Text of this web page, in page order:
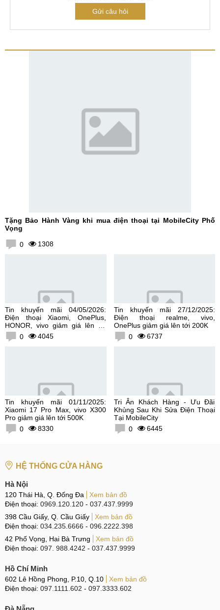
Gửi câu hỏi
Tặng Bảo Hành Vàng khi mua điện thoại tại MobileCity Phố
Vọng
0 1308
Tin khuyến mãi 04/05/2026:
Điện thoại Xiaomi, OnePlus,
HONOR, vivo giảm giá lên tới
300K0 4045
Tin khuyến mãi 27/12/2025:
Điện thoại realme, vivo,
OnePlus giảm giá lên tới 200K
0
6737
Tin khuyến mãi 01/11/2025:
Xiaomi 17 Pro Max, vivo X300
Pro giảm giá lên tới 500K
0
8330
Tri Ân Khách Hàng - Ưu Đãi
Khủng Sau Khi Sửa Điện Thoại
Tại MobileCity
0
6445
HỆ THỐNG CỬA HÀNG
Hà Nội
120 Thái Hà, Q. Đống Đa
Xem bản đồ
Điện thoại: 0969.120.120 - 037.437.9999
398 Cầu Giấy, Q. Cầu Giấy
Xem bản đồ
Điện thoại: 034.235.6666 - 096.2222.398
42 Phố Vọng, Hai Bà Trưng
Xem bản đồ
Điện thoại: 097. 988.4242 - 037.437.9999
Hồ Chí Minh
602 Lê Hồng Phong, P.10, Q.10
Xem bản đồ
Điện thoại: 097.1111.602 - 097.3333.602